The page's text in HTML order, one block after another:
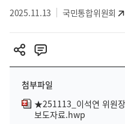
2025.11.13 국민통합위원회
첨부파일
★251113_이석연 위원장
보도자료.hwp